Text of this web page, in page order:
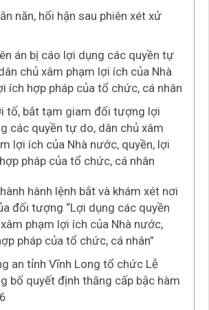
năn, hối hận sau phiên xét xử
án bị cáo lợi dụng các quyền tự
chủ xâm phạm lợi ích của Nhà
ích hợp pháp của tổ chức, cá nhân
tố, bắt tạm giam đối tượng lợi
các quyền tự do, dân chủ xâm
lợi ích của Nhà nước, quyền, lợi
pháp của tổ chức, cá nhân
hành lệnh bắt và khám xét nơi
đối tượng “Lợi dụng các quyền
phạm lợi ích của Nhà nước,
pháp của tổ chức, cá nhân”
an tỉnh Vĩnh Long tổ chức Lễ
bố quyết định thăng cấp bậc hàm